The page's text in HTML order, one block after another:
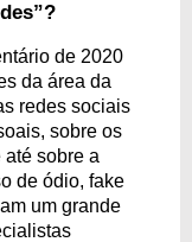
de 2020
da área da
redes sociais
sobre os
sobre a
de ódio, fake
um grande